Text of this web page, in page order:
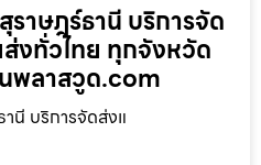
าษฎร์ธานี บริการจัด
งทั่วไทย ทุกจังหวัด
พลาสวูด.com
นี บริการจัดส่งแ